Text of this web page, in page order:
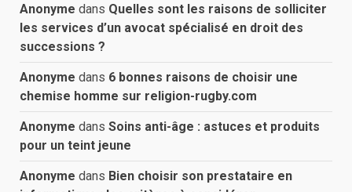
Anonyme dans Quelles sont les raisons de solliciter
les services d’un avocat spécialisé en droit des
successions ?
Anonyme dans 6 bonnes raisons de choisir une
chemise homme sur religion-rugby.com
Anonyme dans Soins anti-âge : astuces et produits
pour un teint jeune
Anonyme dans Bien choisir son prestataire en